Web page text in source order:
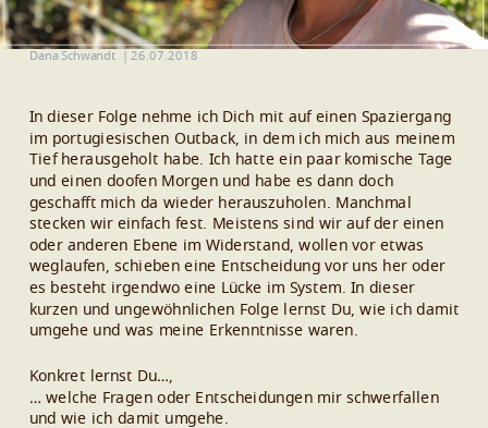
Dana Schwandt 26.07.2018
In dieser Folge nehme ich Dich mit auf einen Spaziergang
im portugiesischen Outback, in dem ich mich aus meinem
Tief herausgeholt habe. Ich hatte ein paar komische Tage
und einen doofen Morgen und habe es dann doch
geschafft mich da wieder herauszuholen. Manchmal
stecken wir einfach fest. Meistens sind wir auf der einen
oder anderen Ebene im Widerstand, wollen vor etwas
weglaufen, schieben eine Entscheidung vor uns her oder
es besteht irgendwo eine Lücke im System. In dieser
kurzen und ungewöhnlichen Folge lernst Du, wie ich damit
umgehe und was meine Erkenntnisse waren.
Konkret lernst Du…,
… welche Fragen oder Entscheidungen mir schwerfallen
und wie ich damit umgehe.